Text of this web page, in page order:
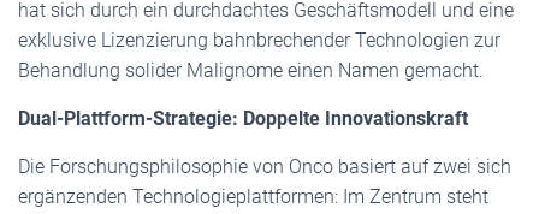
hat sich durch ein durchdachtes Geschäftsmodell und eine
exklusive Lizenzierung bahnbrechender Technologien zur
Behandlung solider Malignome einen Namen gemacht.
Dual-Plattform-Strategie: Doppelte Innovationskraft
Die Forschungsphilosophie von Onco basiert auf zwei sich
ergänzenden Technologieplattformen: Im Zentrum steht